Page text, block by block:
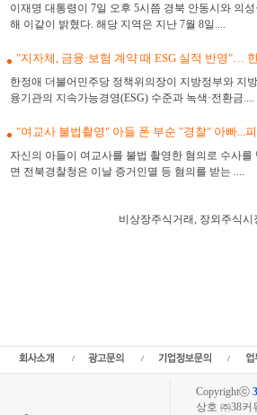
이재명 대통령이 7일 오후 5시쯤 경북 안동시와 의
해 이같이 밝혔다. 해당 지역은 지난 7월 8일....
"지자체, 금융·보험 계약 때 ESG 실적 반영"…
한정애 더불어민주당 정책위의장이 지방정부와 지
융기관의 지속가능경영(ESG) 수준과 녹색·전환금....
"여교사 불법촬영" 아들 폰 부순 "경찰" 아빠...
자신의 아들이 여교사를 불법 촬영한 혐의로 수사
면 전북경찰청은 이날 증거인멸 등 혐의를 받는 ....
비상장주식거래, 장외주식시
Copyrightⓒ
상호 ㈜38